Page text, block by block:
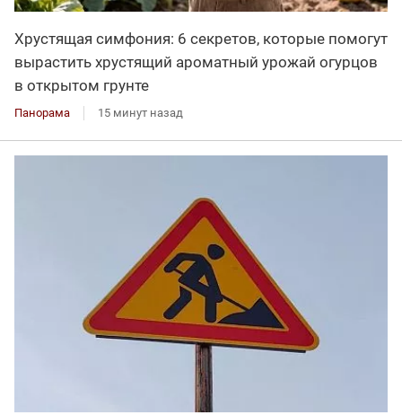
Хрустящая симфония: 6 секретов, которые помогут
вырастить хрустящий ароматный урожай огурцов
в открытом грунте
Панорама 15 минут назад